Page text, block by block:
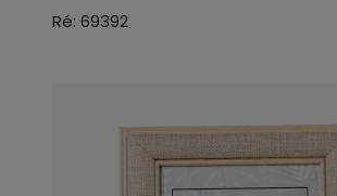
Ré: 69392